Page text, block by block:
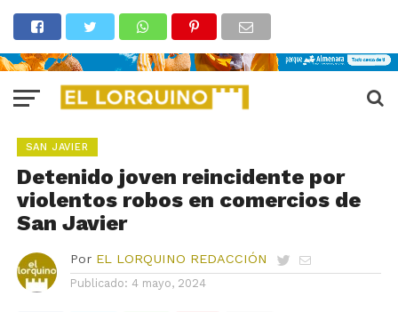
SAN JAVIER
Detenido joven reincidente por
violentos robos en comercios de
San Javier
Por EL LORQUINO REDACCIÓN
Publicado: 4 mayo, 2024